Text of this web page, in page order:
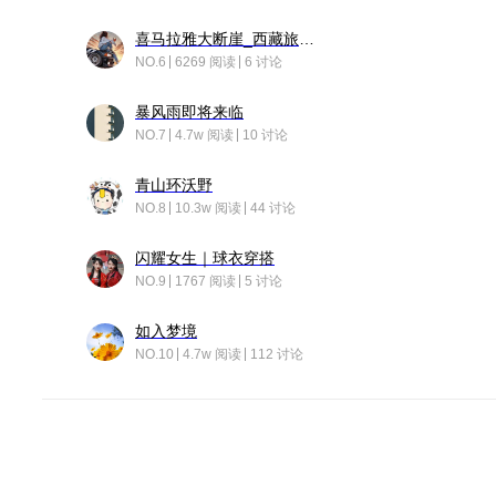
NO.6 6269 阅读 6 讨论
暴风雨即将来临
NO.7 4.7w 阅读 10 讨论
青山环沃野
NO.8 10.3w 阅读 44 讨论
闪耀女生｜球衣穿搭
NO.9 1767 阅读 5 讨论
如入梦境
NO.10 4.7w 阅读 112 讨论